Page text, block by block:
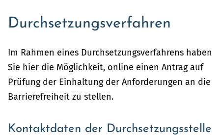
Durchsetzungsverfahren
Im Rahmen eines Durchsetzungsverfahrens haben
Sie hier die Möglichkeit, online einen Antrag auf
Prüfung der Einhaltung der Anforderungen an die
Barrierefreiheit zu stellen.
Kontaktdaten der Durchsetzungsstelle